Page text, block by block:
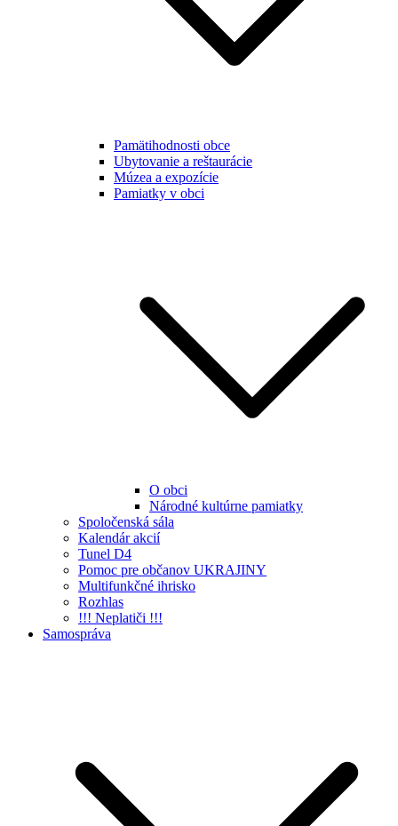
Pamätihodnosti obce
Ubytovanie a reštaurácie
Múzea a expozície
Pamiatky v obci
O obci
Národné kultúrne pamiatky
Spoločenská sála
Kalendár akcií
Tunel D4
Pomoc pre občanov UKRAJINY
Multifunkčné ihrisko
Rozhlas
!!! Neplatiči !!!
Samospráva